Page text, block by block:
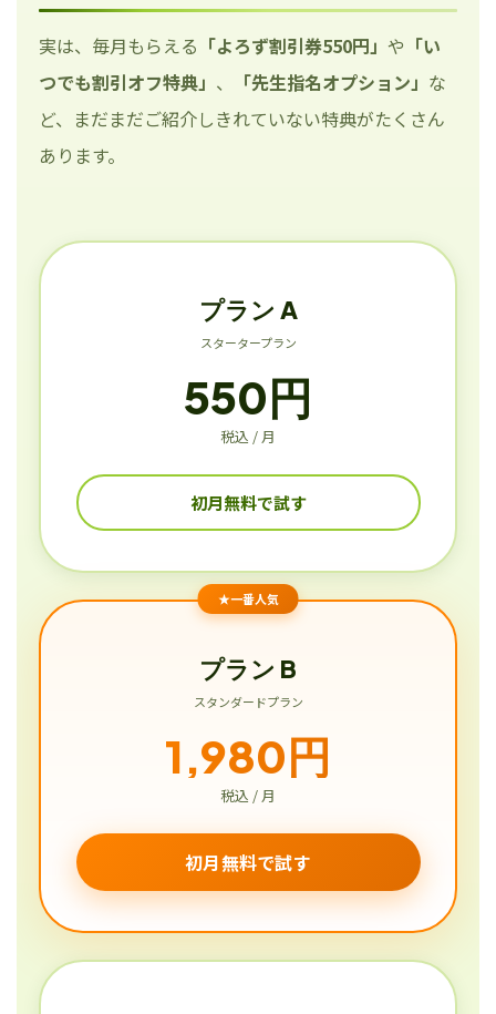
実は、毎月もらえる 「よろず割引券550円」 や 「い
つでも割引オフ特典」 、 「先生指名オプション」 な
ど、まだまだご紹介しきれていない特典がたくさん
あります。
プラン A
スタータープラン
550円
税込 / 月
初月無料で試す
★一番人気
プラン B
スタンダードプラン
1,980円
税込 / 月
初月無料で試す